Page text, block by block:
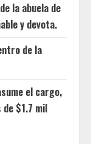
la abuela de
y devota.
de la
el cargo,
$1.7 mil